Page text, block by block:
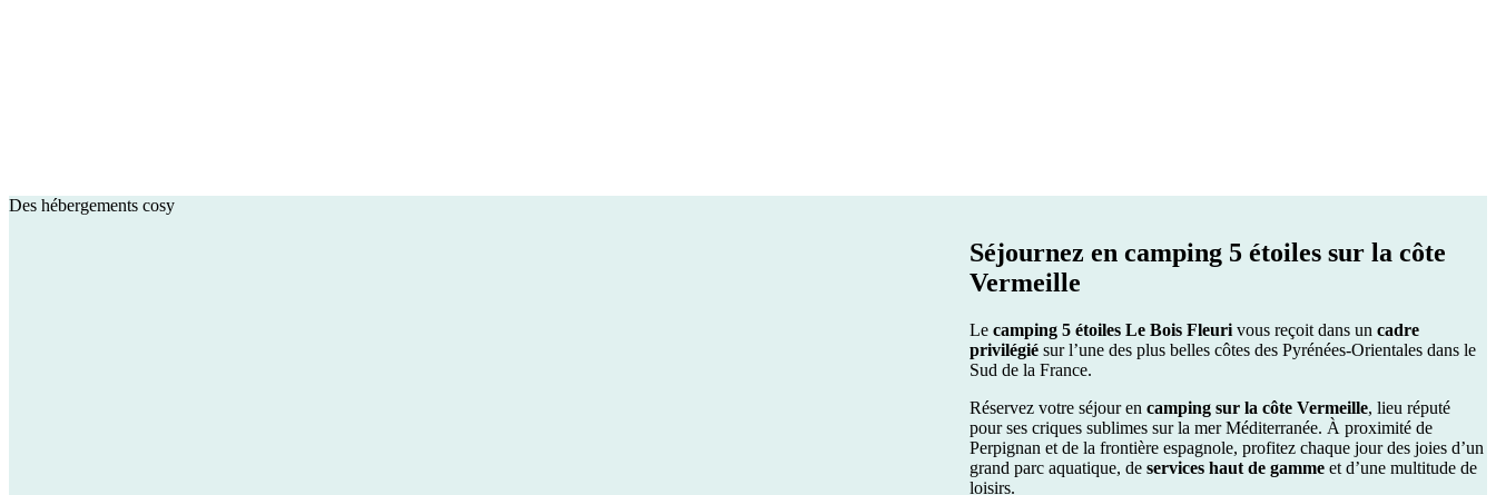
Des hébergements cosy
Séjournez encamping 5 étoiles sur la côte
Vermeille
Lecamping 5 étoiles Le Bois Fleuri vous reçoit dans uncadre
privilégié sur l’une des plus belles côtes des Pyrénées-Orientales dans le
Sud de la France.
Réservez votre séjour encamping sur la côte Vermeille, lieu réputé
pour ses criques sublimes sur la mer Méditerranée. À proximité de
Perpignan et de la frontière espagnole, profitez chaque jour des joies d’un
grand parc aquatique, deservices haut de gamme et d’une multitude de
loisirs.